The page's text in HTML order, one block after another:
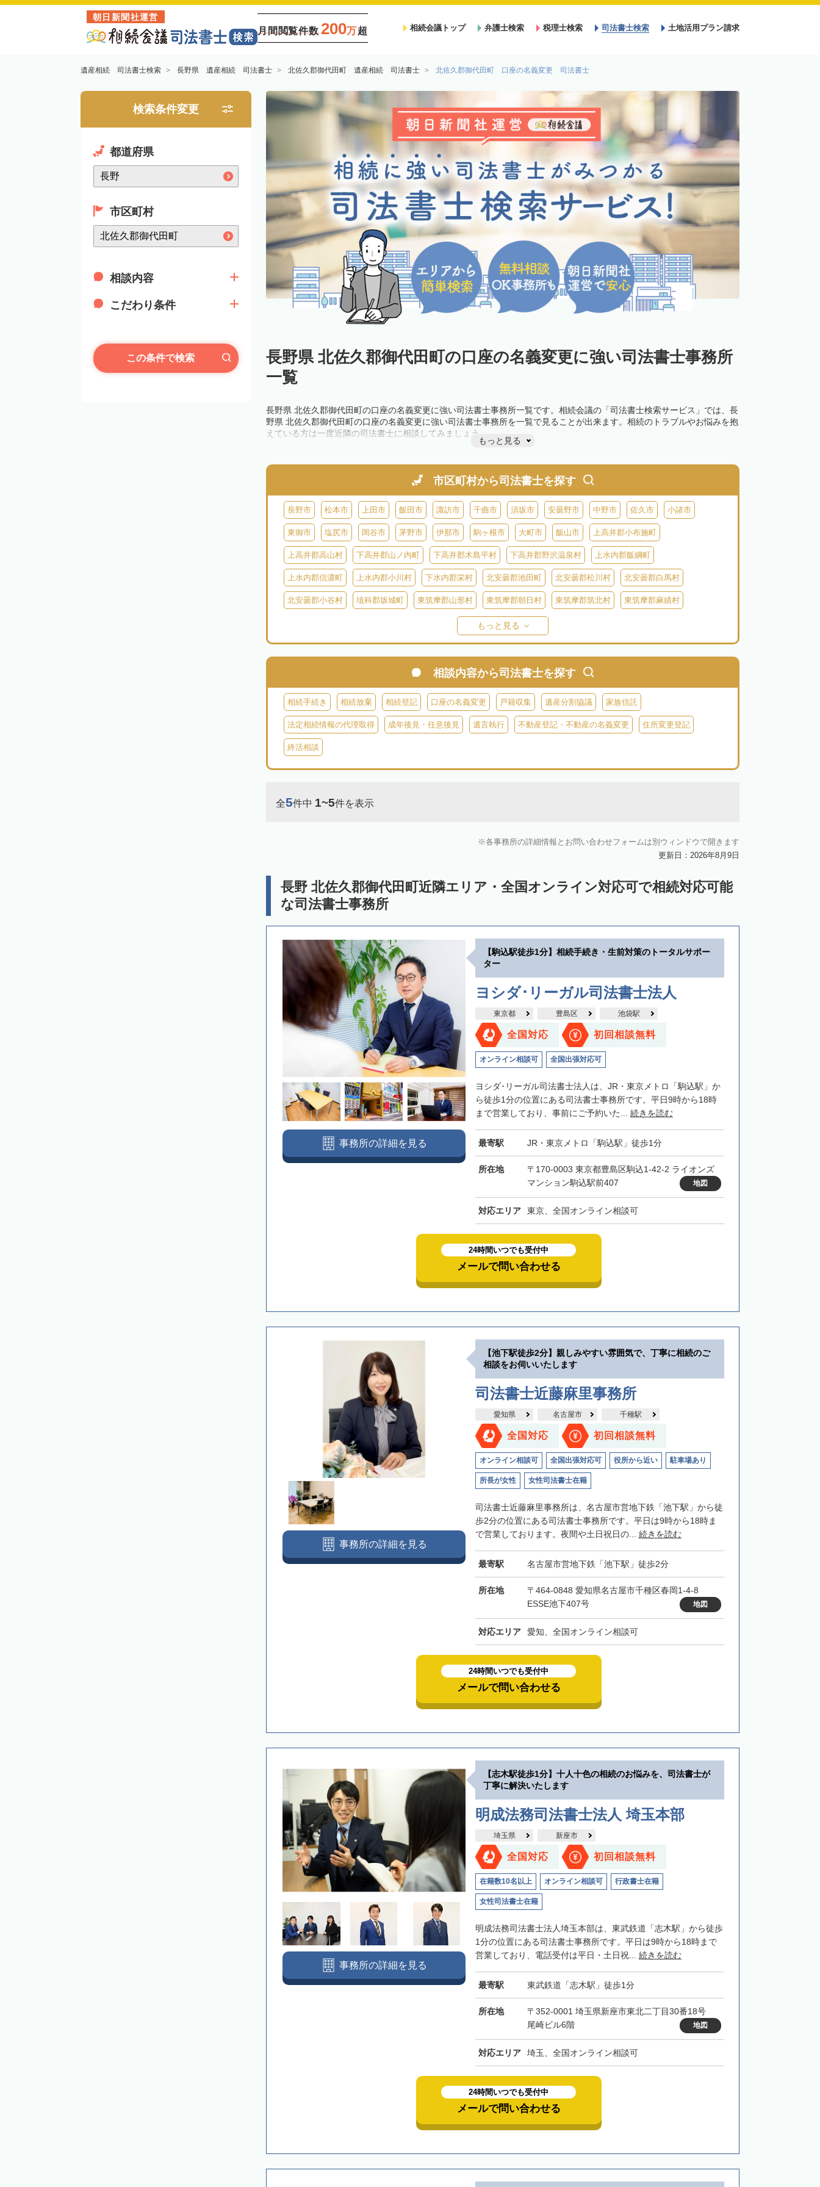
朝日新聞社運営
月間閲覧件数 200万超 相続会議トップ 弁護士検索 税理士検索 司法書士検索 土地活用プラン請求
遺産相続 司法書士検索 長野県 遺産相続 司法書士 北佐久郡御代田町 遺産相続 司法書士 北佐久郡御代田町 口座の名義変更 司法書士
検索条件変更
都道府県
市区町村
相談内容
こだわり条件
この条件で検索
長野県 北佐久郡御代田町の口座の名義変更に強い司法書士事務所
一覧
長野県 北佐久郡御代田町の口座の名義変更に強い司法書士事務所一覧です。相続会議の「司法書士検索サービス」では、長
野県 北佐久郡御代田町の口座の名義変更に強い司法書士事務所を一覧で見ることが出来ます。相続のトラブルやお悩みを抱
えている方は一度近隣の司法書士に相談してみましょう。
もっと見る
市区町村から司法書士を探す
長野市 松本市 上田市 飯田市 諏訪市 千曲市 須坂市 安曇野市 中野市 佐久市 小諸市
東御市 塩尻市 岡谷市 茅野市 伊那市 駒ヶ根市 大町市 飯山市 上高井郡小布施町
上高井郡高山村 下高井郡山ノ内町 下高井郡木島平村 下高井郡野沢温泉村 上水内郡飯綱町
上水内郡信濃町 上水内郡小川村 下水内郡栄村 北安曇郡池田町 北安曇郡松川村 北安曇郡白馬村
北安曇郡小谷村 埴科郡坂城町 東筑摩郡山形村 東筑摩郡朝日村 東筑摩郡筑北村 東筑摩郡麻績村
北佐久郡軽井沢町
南佐久郡佐久穂町 南佐久郡川上村 南佐久郡小海町 南佐久郡南牧村 南佐久郡南相木村 南佐久郡北相木村
諏訪郡原村 木曽郡木曽町 木曽郡上松町
木曽郡大桑村 木曽郡木祖村 木曽郡王滝村 上伊那郡箕輪町 上伊那郡辰野町 上伊那郡宮田村
上伊那郡南箕輪村 上伊那郡飯島町 上伊那郡中川村 下伊那郡高森町 下伊那郡松川町 下伊那郡豊丘村
下伊那郡阿智村 下伊那郡喬木村 下伊那郡阿南町 下伊那郡下條村 下伊那郡泰阜村 下伊那郡天龍村
下伊那郡大鹿村
もっと見る
相談内容から司法書士を探す
相続手続き 相続放棄 相続登記 口座の名義変更 戸籍収集 遺産分割協議 家族信託
法定相続情報の代理取得 成年後見・任意後見 遺言執行 不動産登記・不動産の名義変更 住所変更登記
終活相談
全5件中 1~5件を表示
各事務所の詳細情報とお問い合わせフォームは別ウィンドウで開きます
更新日：2026年8月9日
長野 北佐久郡御代田町近隣エリア・全国オンライン対応可で相続対応可能
な司法書士事務所
【駒込駅徒歩1分】相続手続き・生前対策のトータルサポー
ター
ヨシダ･リーガル司法書士法人
東京都 豊島区 池袋駅
全国対応 初回相談無料
オンライン相談可 全国出張対応可
ヨシダ･リーガル司法書士法人は、JR・東京メトロ「駒込駅」か
ら徒歩1分の位置にある司法書士事務所です。平日9時から18時
まで営業しており、事前にご予約いた... 続きを読む
最寄駅 JR・東京メトロ「駒込駅」徒歩1分
所在地
〒170-0003 東京都豊島区駒込1-42-2 ライオンズ
マンション駒込駅前407
地図
対応エリア 東京、全国オンライン相談可
事務所の詳細を見る
24時間いつでも受付中
メールで問い合わせる
【池下駅徒歩2分】親しみやすい雰囲気で、丁寧に相続のご
相談をお伺いいたします
司法書士近藤麻里事務所
愛知県 名古屋市 千種駅
全国対応 初回相談無料
オンライン相談可 全国出張対応可 役所から近い 駐車場あり
所長が女性 女性司法書士在籍
司法書士近藤麻里事務所は、名古屋市営地下鉄「池下駅」から徒
歩2分の位置にある司法書士事務所です。平日は9時から18時ま
で営業しております。夜間や土日祝日の... 続きを読む
最寄駅 名古屋市営地下鉄「池下駅」徒歩2分
所在地
〒464-0848 愛知県名古屋市千種区春岡1-4-8
ESSE池下407号
地図
対応エリア 愛知、全国オンライン相談可
事務所の詳細を見る
24時間いつでも受付中
メールで問い合わせる
【志木駅徒歩1分】十人十色の相続のお悩みを、司法書士が
丁寧に解決いたします
明成法務司法書士法人 埼玉本部
埼玉県 新座市
全国対応 初回相談無料
在籍数10名以上 オンライン相談可 行政書士在籍
女性司法書士在籍
明成法務司法書士法人埼玉本部は、東武鉄道「志木駅」から徒歩
1分の位置にある司法書士事務所です。平日は9時から18時まで
営業しており、電話受付は平日・土日祝... 続きを読む
最寄駅 東武鉄道「志木駅」徒歩1分
所在地
〒352-0001 埼玉県新座市東北二丁目30番18号
尾崎ビル6階
地図
対応エリア 埼玉、全国オンライン相談可
事務所の詳細を見る
24時間いつでも受付中
メールで問い合わせる